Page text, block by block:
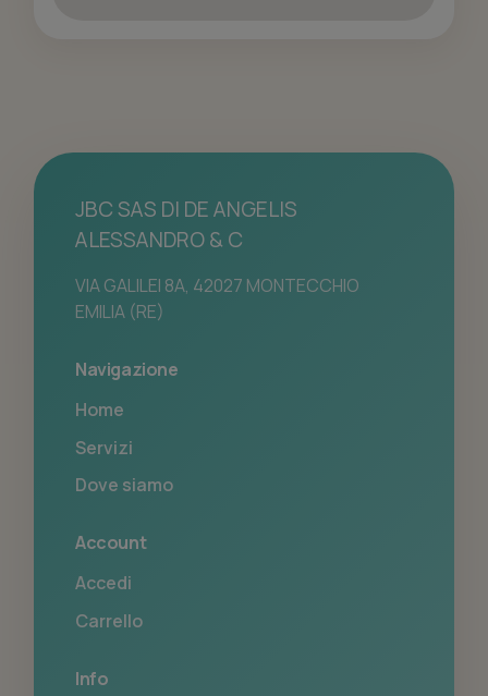
JBC SAS DI DE ANGELIS
ALESSANDRO & C
VIA GALILEI 8A, 42027 MONTECCHIO
EMILIA (RE)
Navigazione
Home
Servizi
Dove siamo
Account
Accedi
Carrello
Info